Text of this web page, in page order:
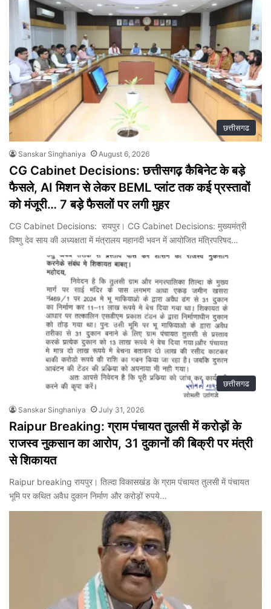
छत्तीसगढ
Sanskar Singhaniya August 6, 2026
CG Cabinet Decisions: छत्तीसगढ़ कैबिनेट के बड़े
फैसले, AI मिशन से लेकर BEML प्लांट तक कई प्रस्तावों
को मंजूरी… 7 बड़े फैसलों पर लगी मुहर
CG Cabinet Decisions: रायपुर। CG Cabinet Decisions: मुख्यमंत्री
विष्णु देव साय की अध्यक्षता में मंत्रालय महानदी भवन में आयोजित मंत्रिपरिषद…
छत्तीसगढ
Sanskar Singhaniya July 31, 2026
Raipur Breaking: ग्राम पंचायत तुलसी में करोड़ों के
राजस्व नुकसान का आरोप, 31 दुकानों की बिक्री पर मंत्री
से शिकायत
Raipur breaking रायपुर। तिल्दा विकासखंड के ग्राम पंचायत तुलसी में पंचायत
भूमि पर कथित अवैध दुकान निर्माण और करोड़ों रुपये…